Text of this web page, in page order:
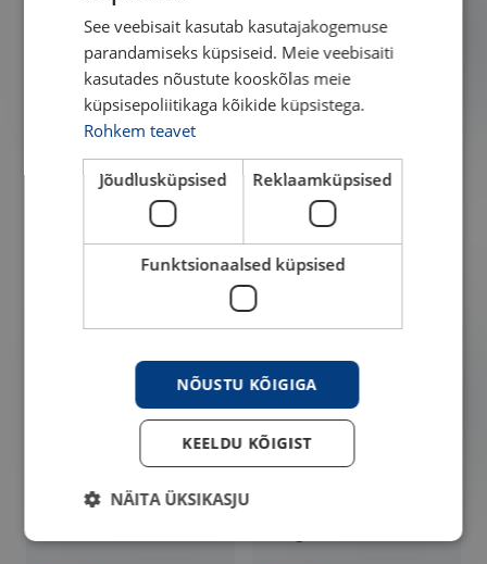
SALVEST Porgandiga
praekapsas
SALVEST Mulgi
530 g
Kapsad
SALVEST Praekapsas
SALVEST Porgandiga
ENGLISH
See veebisait kasutab kasutajakogemuse
parandamiseks küpsiseid. Meie veebisaiti
kasutades nõustute kooskõlas meie
küpsisepoliitikaga kõikide küpsistega.
Rohkem teavet
Jõudlusküpsised Reklaamküpsised
Funktsionaalsed küpsised
NÕUSTU KÕIGIGA
KEELDU KÕIGIST
NÄITA ÜKSIKASJU